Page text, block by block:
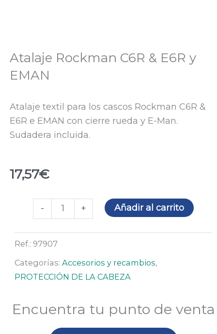
Atalaje Rockman C6R & E6R y
EMAN
Atalaje textil para los cascos Rockman C6R &
E6R e EMAN con cierre rueda y E-Man.
Sudadera incluida.
17,57€
-
Atalaje
Rockman
C6R
&
E6R
y
cantidad
+ Añadir al carrito
Ref.: 97907
Categorías: Accesorios y recambios,
PROTECCIÓN DE LA CABEZA
Encuentra tu punto de venta